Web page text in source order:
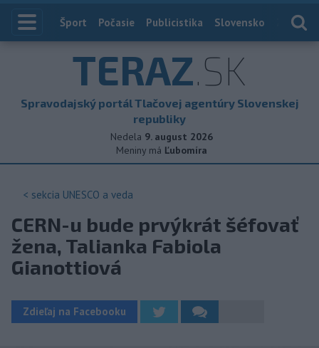
Index
Šport Počasie Publicistika Slovensko
TERAZ.SK
Spravodajský portál Tlačovej agentúry Slovenskej
republiky
Nedela 9. august 2026
Meniny má Ľubomíra
< sekcia UNESCO a veda
CERN-u bude prvýkrát šéfovať
žena, Talianka Fabiola
Gianottiová
Zdieľaj na Facebooku